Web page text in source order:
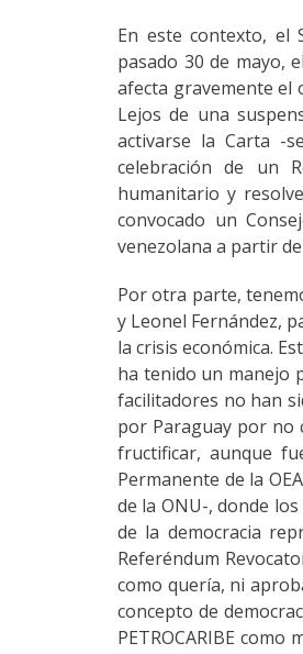
En este contexto, el
pasado 30 de mayo,
afecta gravemente el
Lejos de una
activarse la Carta -
celebración de un
humanitario y
convocado un
venezolana a partir
Por otra parte,
y Leonel Fernández,
la crisis económica.
ha tenido un manejo
facilitadores no han
por Paraguay por no
fructificar, aunque
Permanente de la
de la ONU-, donde
de la democracia
Referéndum
como quería, ni
concepto de
PETROCARIBE